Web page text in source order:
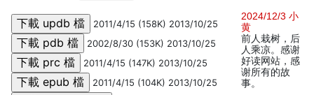
2011/4/15 (158K) 2013/10/25
2002/8/30 (153K) 2013/10/25
2011/4/15 (147K) 2013/10/25
2011/4/15 (104K) 2013/10/25
2024/12/3 小
黄
前人栽树，后
人乘凉。感谢
好读网站，感
谢所有的故
事。